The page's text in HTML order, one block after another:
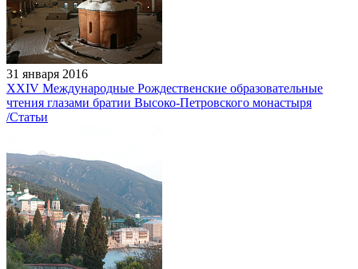
31 января 2016
XXIV Международные Рождественские образовательные
чтения глазами братии Высоко-Петровского монастыря
/Статьи